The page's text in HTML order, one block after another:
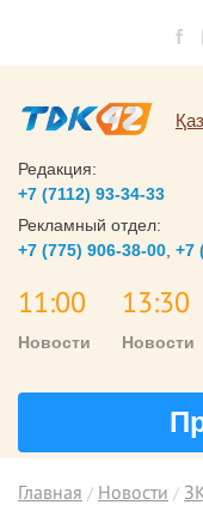
Қаз
Редакция:
+7 (7112) 93-34-33
Рекламный отдел:
+7 (775) 906-38-00 +7
11:00
Новости
13:30
Новости
Главная Новости